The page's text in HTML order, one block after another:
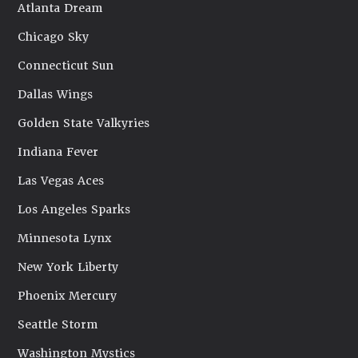
Atlanta Dream
Chicago Sky
Connecticut Sun
Dallas Wings
Golden State Valkyries
Indiana Fever
Las Vegas Aces
Los Angeles Sparks
Minnesota Lynx
New York Liberty
Phoenix Mercury
Seattle Storm
Washington Mystics